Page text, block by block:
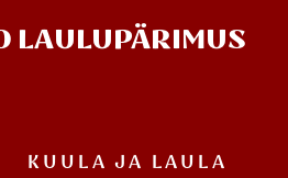
LAULUPÄRIMUS
KUULA JA LAULA